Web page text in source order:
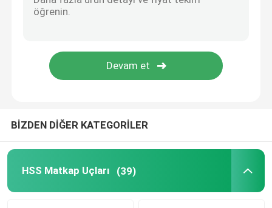
HSS Delik Testere
Elmas çekirdek Bit
Aşındırıcı Alet
Ağaç İşleme Freze Uçları
BİZDEN DİĞER KATEGORİLER
HSS Matkap Uçları (39)